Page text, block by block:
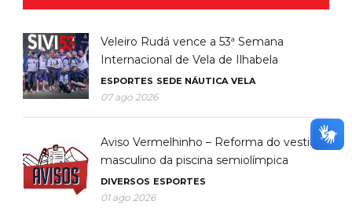
Veleiro Rudá vence a 53ª Semana
Internacional de Vela de Ilhabela
ESPORTES SEDE NÁUTICA VELA
07 ago 2026
Aviso Vermelhinho – Reforma do vestiário
masculino da piscina semiolímpica
DIVERSOS ESPORTES
01 ago 2026